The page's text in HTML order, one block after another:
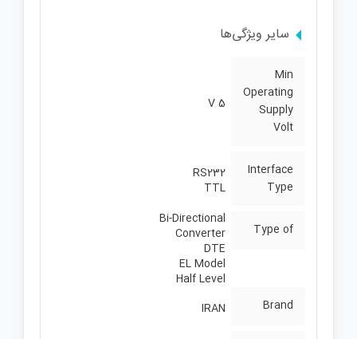
سایر ویژگی‌ها
Min
Operating
Supply
Volt
5 V
Interface
Type
RS232
TTL
Type of
Bi-Directional
Converter
DTE
EL Model
Half Level
Brand
IRAN